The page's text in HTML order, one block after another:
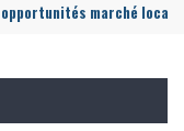
marché local